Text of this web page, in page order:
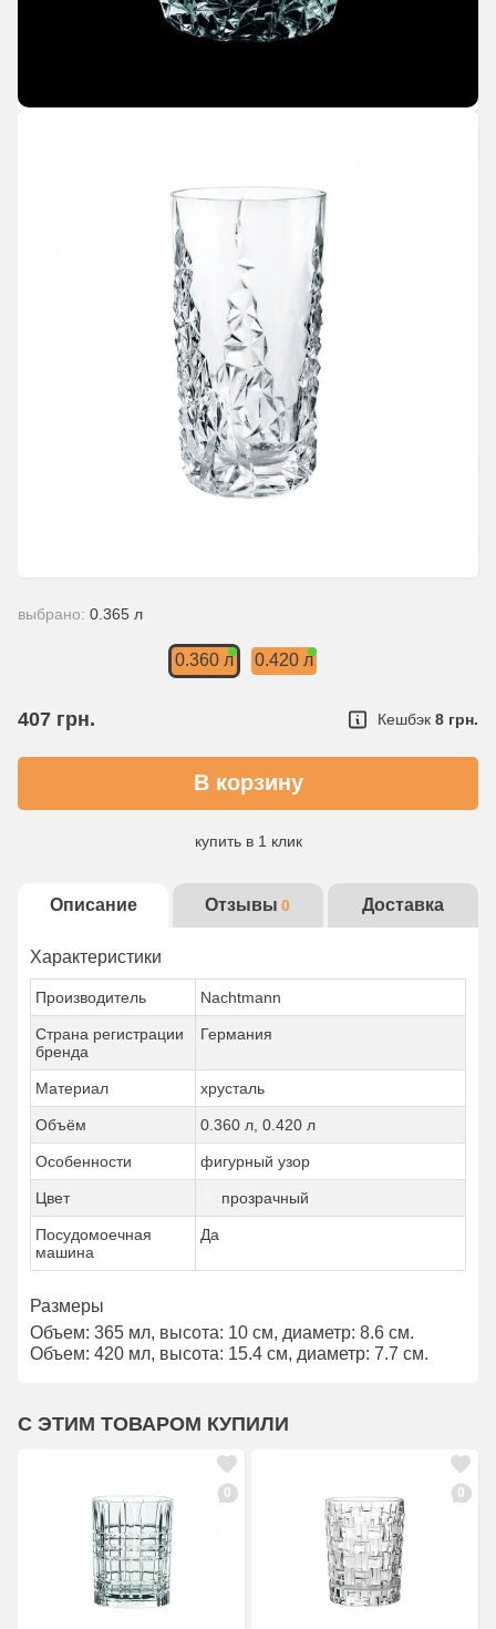
0.360 л 0.420 л
выбрано: 0.365 л
407 грн. Кешбэк 8 грн.
купить в 1 клик
Описание Отзывы 0 Доставка
Характеристики
Производитель Nachtmann
Страна регистрации
бренда
Германия
Материал хрусталь
Объём 0.360 л, 0.420 л
Особенности фигурный узор
Цвет прозрачный
Посудомоечная
машина
Да
Размеры
Объем: 365 мл, высота: 10 см, диаметр: 8.6 см.
Объем: 420 мл, высота: 15.4 см, диаметр: 7.7 см.
С ЭТИМ ТОВАРОМ КУПИЛИ
0 0